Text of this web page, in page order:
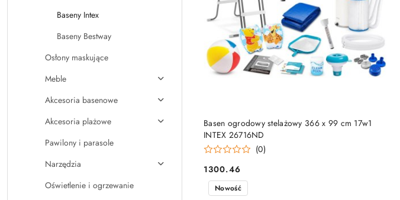
Baseny Intex
Baseny Bestway
Osłony maskujące
Meble
Akcesoria basenowe
Akcesoria plażowe
Pawilony i parasole
Narzędzia
Oświetlenie i ogrzewanie
Basen ogrodowy stelażowy 366 x 99 cm 17w1
INTEX 26716ND
(0)
Cena:
1300.46
PRODUKT NIEDOSTĘPNY
Nowość